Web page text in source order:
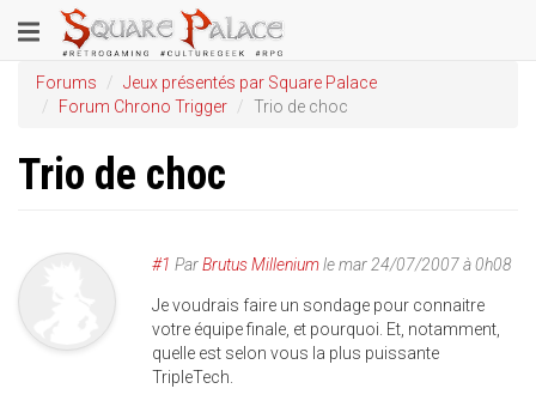
au
contenu
principal
Toggle
navigation
Forums
Jeux présentés par Square Palace
Forum Chrono Trigger
Trio de choc
Trio de choc
#1 ParBrutus Milleniumlemar 24/07/2007 à 0h08
Je voudrais faire un sondage pour connaitre
votre équipe finale, et pourquoi. Et, notamment,
quelle est selon vous la plus puissante
TripleTech.